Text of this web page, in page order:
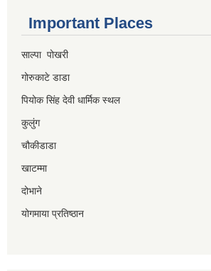
Important Places
साल्पा पोखरी
गोरुकाटे डाडा
पियोक सिंह देवी धार्मिक स्थल
कुलुंग
चौकीडाडा
खाटम्मा
दोभाने
योगमाया प्रतिष्ठान